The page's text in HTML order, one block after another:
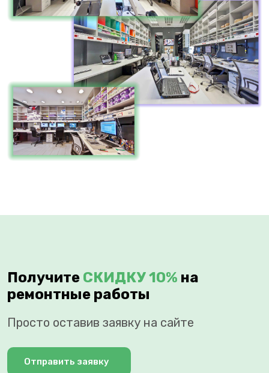
Получите СКИДКУ 10% на
ремонтные работы
Просто оставив заявку на сайте
Отправить заявку